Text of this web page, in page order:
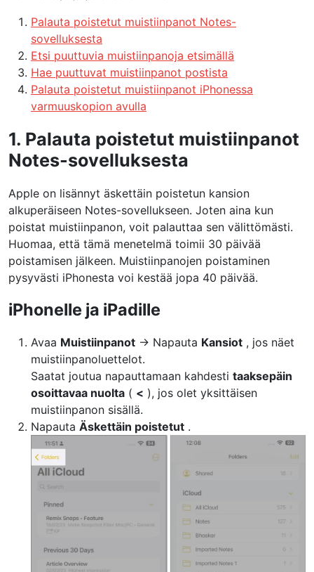
Palauta poistetut muistiinpanot Notes-
sovelluksesta
Etsi puuttuvia muistiinpanoja etsimällä
Hae puuttuvat muistiinpanot postista
Palauta poistetut muistiinpanot iPhonessa
varmuuskopion avulla
1. Palauta poistetut muistiinpanot
Notes-sovelluksesta
Apple on lisännyt äskettäin poistetun kansion
alkuperäiseen Notes-sovellukseen. Joten aina kun
poistat muistiinpanon, voit palauttaa sen välittömästi.
Huomaa, että tämä menetelmä toimii 30 päivää
poistamisen jälkeen. Muistiinpanojen poistaminen
pysyvästi iPhonesta voi kestää jopa 40 päivää.
iPhonelle ja iPadille
Avaa Muistiinpanot → Napauta Kansiot , jos näet
muistiinpanoluettelot.
Saatat joutua napauttamaan kahdesti taaksepäin
osoittavaa nuolta ( < ), jos olet yksittäisen
muistiinpanon sisällä.
Napauta Äskettäin poistetut .